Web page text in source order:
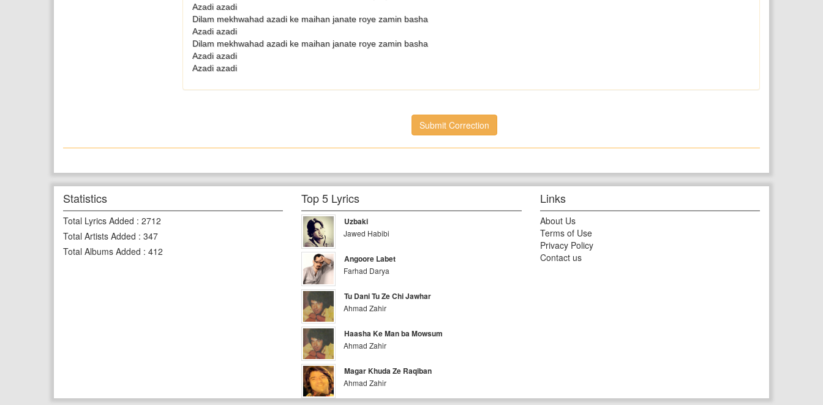
Azadi azadi
Dilam mekhwahad azadi ke maihan janate roye zamin basha
Azadi azadi
Dilam mekhwahad azadi ke maihan janate roye zamin basha
Azadi azadi
Azadi azadi
Submit Correction
Statistics
Total Lyrics Added : 2712
Total Artists Added : 347
Total Albums Added : 412
Top 5 Lyrics
Uzbaki
Jawed Habibi
Angoore Labet
Farhad Darya
Tu Dani Tu Ze Chi Jawhar
Ahmad Zahir
Haasha Ke Man ba Mowsum
Ahmad Zahir
Magar Khuda Ze Raqiban
Ahmad Zahir
Links
About Us
Terms of Use
Privacy Policy
Contact us